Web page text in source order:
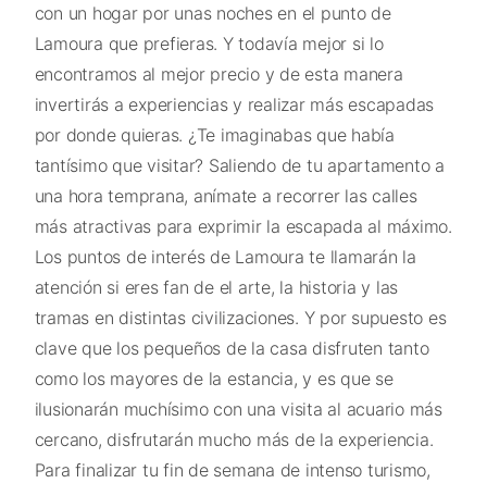
con un hogar por unas noches en el punto de
Lamoura que prefieras. Y todavía mejor si lo
encontramos al mejor precio y de esta manera
invertirás a experiencias y realizar más escapadas
por donde quieras. ¿Te imaginabas que había
tantísimo que visitar? Saliendo de tu apartamento a
una hora temprana, anímate a recorrer las calles
más atractivas para exprimir la escapada al máximo.
Los puntos de interés de Lamoura te llamarán la
atención si eres fan de el arte, la historia y las
tramas en distintas civilizaciones. Y por supuesto es
clave que los pequeños de la casa disfruten tanto
como los mayores de la estancia, y es que se
ilusionarán muchísimo con una visita al acuario más
cercano, disfrutarán mucho más de la experiencia.
Para finalizar tu fin de semana de intenso turismo,